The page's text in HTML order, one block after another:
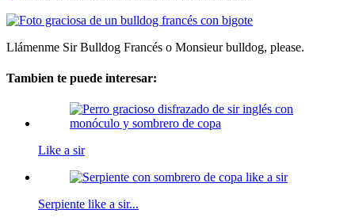
Llámenme Sir Bulldog Francés o Monsieur bulldog, please.
Tambien te puede interesar:
Like a sir
Serpiente like a sir...